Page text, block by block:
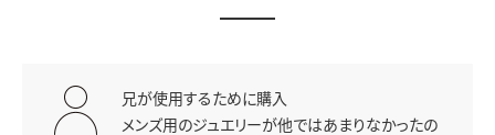
兄が使用するために購入
メンズ用のジュエリーが他ではあまりなかったの